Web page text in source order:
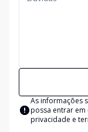
As informações
possa entrar
privacidade e